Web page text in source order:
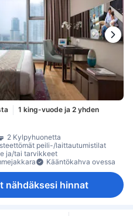
1 king-vuode ja 2 yhden
2 Kylpyhuonetta
peili-/laittautumistilat
ja/tai tarvikkeet
Kääntökahva ovessa
ovenkolkutin
toinen kylpyhuone
nähdäksesi hinnat